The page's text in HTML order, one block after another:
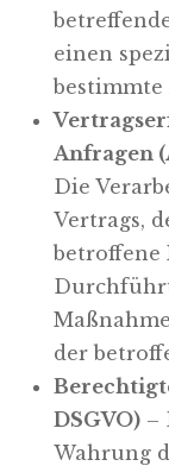
einen
bestimmte
Anfragen
Die
Vertrags,
betroffene
der
DSGVO) –
Wahrung